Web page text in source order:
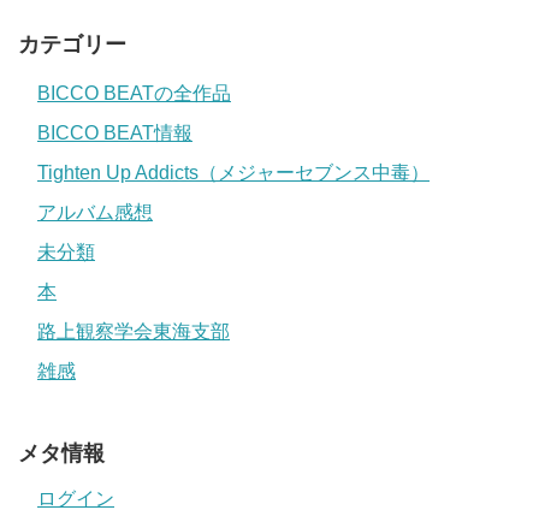
カテゴリー
BICCO BEATの全作品
BICCO BEAT情報
Tighten Up Addicts（メジャーセブンス中毒）
アルバム感想
未分類
本
路上観察学会東海支部
雑感
メタ情報
ログイン